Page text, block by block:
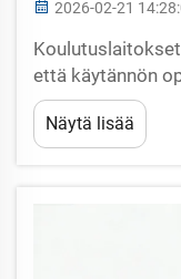
2026-02-21
että käytännön
merkittävästi
muistamista
Näytä lisää